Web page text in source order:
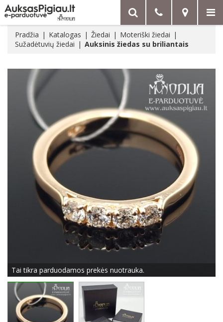
Pradžia Katalogas Žiedai
Moteriški žiedai
Sužadėtuvių žiedai
Auksinis žiedas su briliantais
Tai tikra parduodamos prekės nuotrauka.